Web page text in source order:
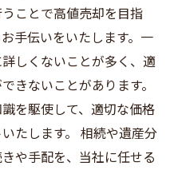
ことで高値売却を目指
手伝いをいたします。一
しくないことが多く、適
きないことがあります。
を駆使して、適切な価格
たします。 相続や遺産分
や手配を、当社に任せる